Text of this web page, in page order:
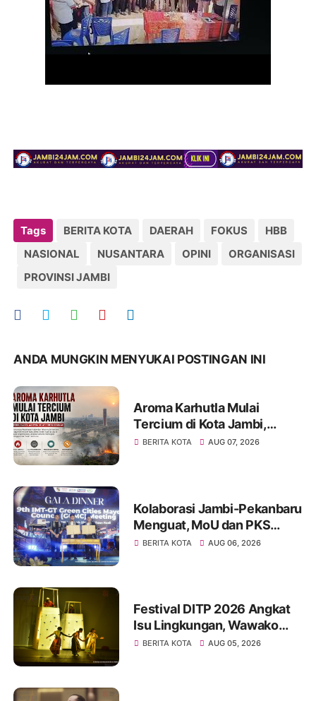
Tags BERITA KOTA DAERAH FOKUS
HBB
NASIONAL
NUSANTARA OPINI
ORGANISASI
PROVINSI JAMBI
ANDA MUNGKIN MENYUKAI POSTINGAN INI
Aroma Karhutla Mulai
Tercium di Kota Jambi,
Warga Diminta Waspada
BERITA KOTA AUG 07, 2026
Kolaborasi Jambi-Pekanbaru
Menguat, MoU dan PKS
Ditandatangani pada Gala
BERITA KOTA AUG 06, 2026
Festival DITP 2026 Angkat
Isu Lingkungan, Wawako
Diza Apresiasi Karya
BERITA KOTA AUG 05, 2026